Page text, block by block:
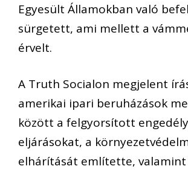
Egyesült Államokban való
sürgetett, ami mellett a
érvelt.
A Truth Socialon megjelent
amerikai ipari beruházások
között a felgyorsított
eljárásokat, a
elhárítását említette, valamint